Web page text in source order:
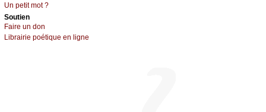
Un pеtit mоt ?
Sоutien
Fаirе un dоn
Librairiе pоétique en lignе